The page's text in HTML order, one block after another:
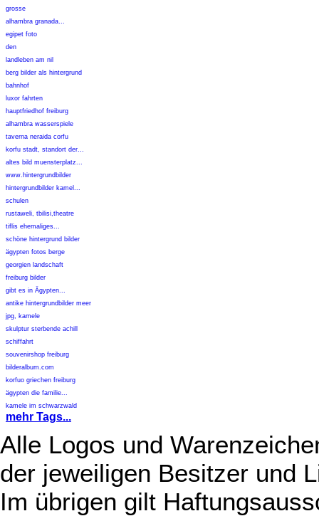
grosse
alhambra granada...
egipet foto
den
landleben am nil
berg bilder als hintergrund
bahnhof
luxor fahrten
hauptfriedhof freiburg
alhambra wasserspiele
taverna neraida corfu
korfu stadt, standort der...
altes bild muensterplatz...
www.hintergrundbilder
hintergrundbilder kamel...
schulen
rustaweli, tbilisi,theatre
tiflis ehemaliges...
schöne hintergrund bilder
ägypten fotos berge
georgien landschaft
freiburg bilder
gibt es in Ägypten...
antike hintergrundbilder meer
jpg, kamele
skulptur sterbende achill
schiffahrt
souvenirshop freiburg
bilderalbum.com
korfuo griechen freiburg
ägypten die familie...
kamele im schwarzwald
mehr Tags...
Alle Logos und
der jeweiligen Besitzer und
Im übrigen gilt